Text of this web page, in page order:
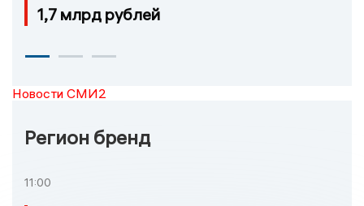
1,7 млрд рублей
Новости СМИ2
Регион бренд
11:00